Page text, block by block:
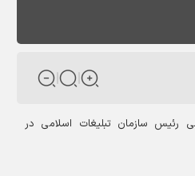
سازمان تبلیغات اسلامی در